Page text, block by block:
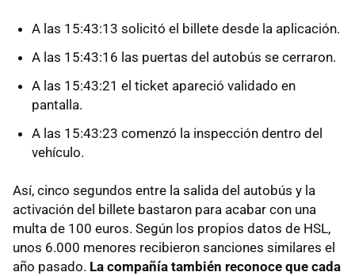
A las 15:43:13 solicitó el billete desde la aplicación.
A las 15:43:16 las puertas del autobús se cerraron.
A las 15:43:21 el ticket apareció validado en
pantalla.
A las 15:43:23 comenzó la inspección dentro del
vehículo.
Así, cinco segundos entre la salida del autobús y la
activación del billete bastaron para acabar con una
multa de 100 euros. Según los propios datos de HSL,
unos 6.000 menores recibieron sanciones similares el
año pasado. La compañía también reconoce que cada